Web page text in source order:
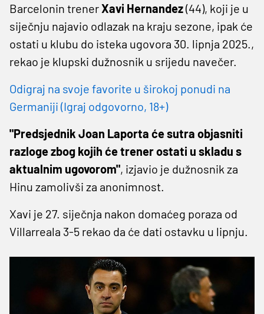
Barcelonin trenerXavi Hernandez(44), koji je u
siječnju najavio odlazak na kraju sezone, ipak će
ostati u klubu do isteka ugovora 30. lipnja 2025.,
rekao je klupski dužnosnik u srijedu navečer.
Odigraj na svoje favorite u širokoj ponudi na
Germaniji (Igraj odgovorno, 18+)
"Predsjednik Joan Laporta će sutra objasniti
razloge zbog kojih će trener ostati u skladu s
aktualnim ugovorom", izjavio je dužnosnik za
Hinu zamolivši za anonimnost.
Xavi je 27. siječnja nakon domaćeg poraza od
Villarreala 3-5 rekao da će dati ostavku u lipnju.